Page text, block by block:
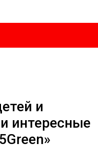
и
интересные